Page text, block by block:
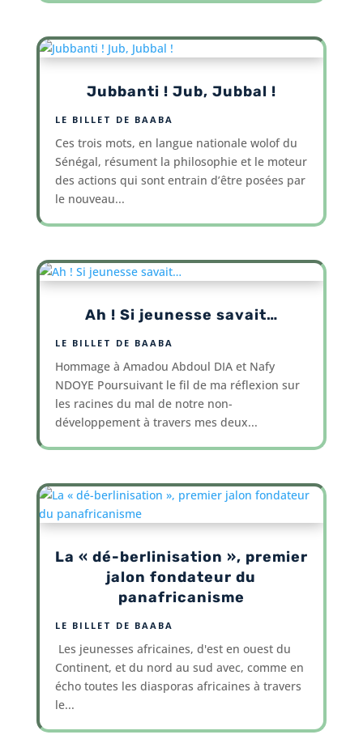
Jubbanti ! Jub, Jubbal !
LE BILLET DE BAABA
Ces trois mots, en langue nationale wolof du
Sénégal, résument la philosophie et le moteur
des actions qui sont entrain d’être posées par
le nouveau...
Ah ! Si jeunesse savait…
LE BILLET DE BAABA
Hommage à Amadou Abdoul DIA et Nafy
NDOYE Poursuivant le fil de ma réflexion sur
les racines du mal de notre non-
développement à travers mes deux...
La « dé-berlinisation », premier
jalon fondateur du
panafricanisme
LE BILLET DE BAABA
Les jeunesses africaines, d'est en ouest du
Continent, et du nord au sud avec, comme en
écho toutes les diasporas africaines à travers
le...